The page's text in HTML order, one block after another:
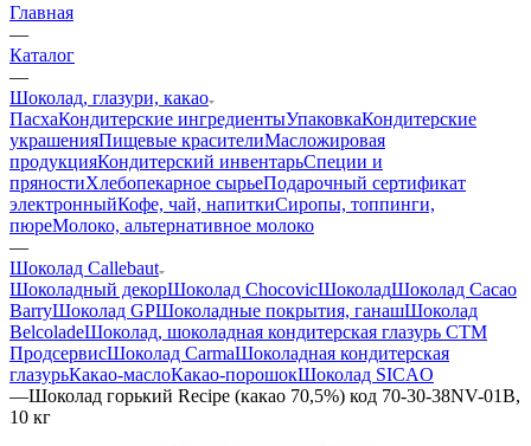
Главная
—
Каталог
—
Шоколад, глазури, какао
ПасхаКондитерские ингредиентыУпаковкаКондитерские
украшенияПищевые красителиМасложировая
продукцияКондитерский инвентарьСпеции и
пряностиХлебопекарное сырьеПодарочный сертификат
электронныйКофе, чай, напиткиСиропы, топпинги,
пюреМолоко, альтернативное молоко
—
Шоколад Callebaut
Шоколадный декорШоколад ChocovicШоколадШоколад Cacao
BarryШоколад GPШоколадные покрытия, ганашШоколад
BelcoladeШоколад, шоколадная кондитерская глазурь СТМ
ПродсервисШоколад CarmaШоколадная кондитерская
глазурьКакао-маслоКакао-порошокШоколад SICAO
—Шоколад горький Recipe (какао 70,5%) код 70-30-38NV-01B,
10 кг